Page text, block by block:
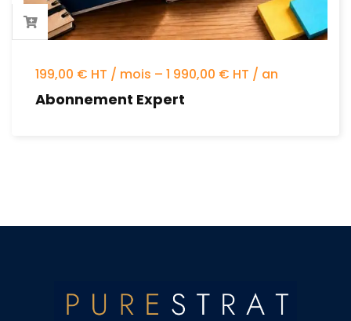
199,00 € HT / mois – 1 990,00 € HT / an
Abonnement Expert